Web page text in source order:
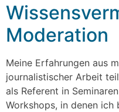
Moderation
Meine Erfahrungen aus
journalistischer Arbeit
als Referent in
Workshops, in denen ich